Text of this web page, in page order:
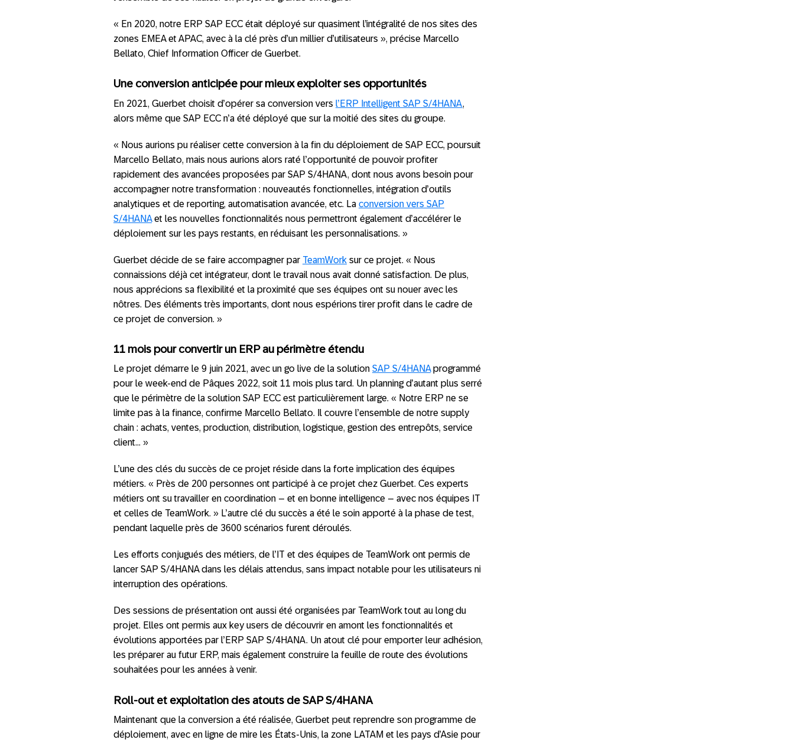
« En 2020, notre ERP SAP ECC était déployé sur quasiment l’intégralité de nos sites des
zones EMEA et APAC, avec à la clé près d’un millier d’utilisateurs », précise Marcello
Bellato, Chief Information Officer de Guerbet.
Une conversion anticipée pour mieux exploiter ses opportunités
En 2021, Guerbet choisit d’opérer sa conversion vers l’ERP Intelligent SAP S/4HANA,
alors même que SAP ECC n’a été déployé que sur la moitié des sites du groupe.
« Nous aurions pu réaliser cette conversion à la fin du déploiement de SAP ECC, poursuit
Marcello Bellato, mais nous aurions alors raté l’opportunité de pouvoir profiter
rapidement des avancées proposées par SAP S/4HANA, dont nous avons besoin pour
accompagner notre transformation : nouveautés fonctionnelles, intégration d’outils
analytiques et de reporting, automatisation avancée, etc. La conversion vers SAP
S/4HANAet les nouvelles fonctionnalités nous permettront également d’accélérer le
déploiement sur les pays restants, en réduisant les personnalisations. »
Guerbet décide de se faire accompagner par TeamWork sur ce projet. « Nous
connaissions déjà cet intégrateur, dont le travail nous avait donné satisfaction. De plus,
nous apprécions sa flexibilité et la proximité que ses équipes ont su nouer avec les
nôtres. Des éléments très importants, dont nous espérions tirer profit dans le cadre de
ce projet de conversion. »
11 mois pour convertir un ERP au périmètre étendu
Le projet démarre le 9 juin 2021, avec un go live de la solution SAP S/4HANAprogrammé
pour le week-end de Pâques 2022, soit 11 mois plus tard. Un planning d’autant plus serré
que le périmètre de la solution SAP ECC est particulièrement large. « Notre ERP ne se
limite pas à la finance, confirme Marcello Bellato. Il couvre l’ensemble de notre supply
chain : achats, ventes, production, distribution, logistique, gestion des entrepôts, service
client… »
L’une des clés du succès de ce projet réside dans la forte implication des équipes
métiers. « Près de 200 personnes ont participé à ce projet chez Guerbet. Ces experts
métiers ont su travailler en coordination – et en bonne intelligence – avec nos équipes IT
et celles de TeamWork. » L’autre clé du succès a été le soin apporté à la phase de test,
pendant laquelle près de 3600 scénarios furent déroulés.
Les efforts conjugués des métiers, de l’IT et des équipes de TeamWork ont permis de
lancer SAP S/4HANA dans les délais attendus, sans impact notable pour les utilisateurs ni
interruption des opérations.
Des sessions de présentation ont aussi été organisées par TeamWork tout au long du
projet. Elles ont permis aux key users de découvrir en amont les fonctionnalités et
évolutions apportées par l’ERP SAP S/4HANA. Un atout clé pour emporter leur adhésion,
les préparer au futur ERP, mais également construire la feuille de route des évolutions
souhaitées pour les années à venir.
Roll-out et exploitation des atouts de SAP S/4HANA
Maintenant que la conversion a été réalisée, Guerbet peut reprendre son programme de
déploiement, avec en ligne de mire les États-Unis, la zone LATAM et les pays d’Asie pour